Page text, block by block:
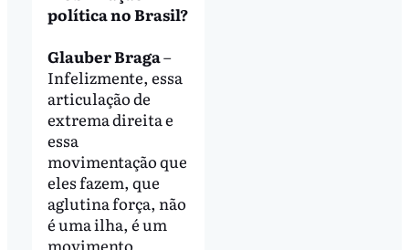
política no Brasil?
Glauber Braga–
Infelizmente, essa
articulação de
extrema direita e
essa
movimentação que
eles fazem, que
aglutina força, não
é uma ilha, é um
movimento